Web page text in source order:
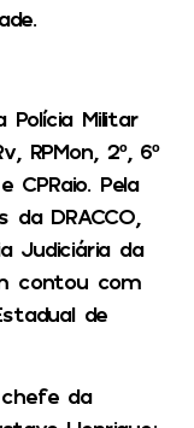
Polícia Militar
RPMon, 2º, 6º
CPRaio. Pela
da DRACCO,
Judiciária da
contou com
de
da